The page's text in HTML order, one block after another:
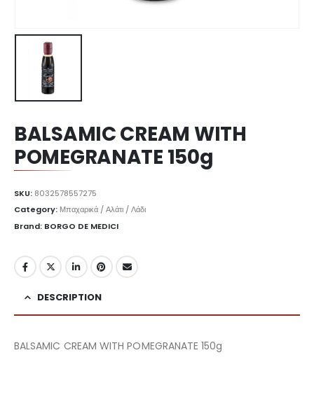
BALSAMIC CREAM WITH
POMEGRANATE 150g
SKU: 8032578557275
Category: Μπαχαρικά / Αλάτι / Λάδι
Brand: BORGO DE MEDICI
DESCRIPTION
BALSAMIC CREAM WITH POMEGRANATE 150g